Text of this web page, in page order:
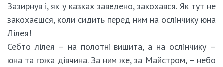
Зазирнув і, як у казках заведено, закохався. Як тут не
закохаєшся, коли сидить перед ним на ослінчику юна
Лілея!
Себто лілея – на полотні вишита, а на ослінчику –
юна та гожа дівчина. За ним же, за Майстром, – небо